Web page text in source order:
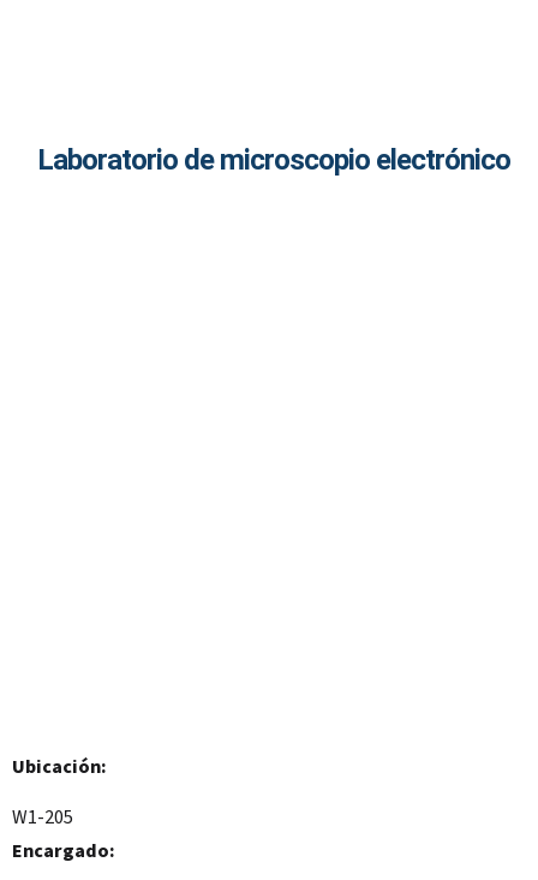
Laboratorio de microscopio electrónico
Ubicación:
W1-205
Encargado: